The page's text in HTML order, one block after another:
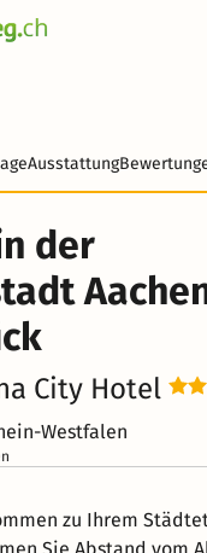
Ausstattung
der
City Hotel
Westfalen
zu Ihrem